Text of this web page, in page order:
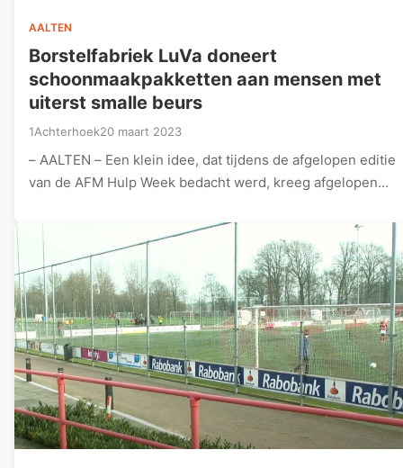
AALTEN
Borstelfabriek LuVa doneert
schoonmaakpakketten aan mensen met
uiterst smalle beurs
1Achterhoek20 maart 2023
– AALTEN – Een klein idee, dat tijdens de afgelopen editie
van de AFM Hulp Week bedacht werd, kreeg afgelopen…